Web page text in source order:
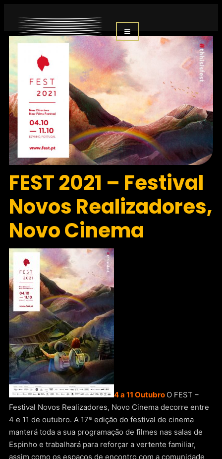
FEST 2021 – Festival
Novos Realizadores,
Novo Cinema
4 a 11 Outubro O FEST –
Festival Novos Realizadores, Novo Cinema decorre entre
4 e 11 de outubro. A 17ª edição do festival de cinema
manterá toda a sua programação de filmes nas salas de
Espinho e trabalhará para reforçar a vertente familiar,
assim como os espaços de encontro com a comunidade